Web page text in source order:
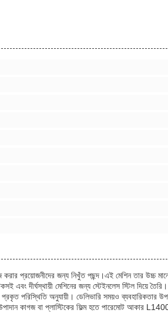
প্রয়োজনীদের জন্য নিখুঁত পছন্দ।এই মেশিন তার উচ্চ
দীর্ঘস্থায়ী মেশিনের জন্য স্টেইনলেস স্টিল দিয়ে
পরিস্থিতি অনুযায়ী। ডেলিভারি সময়ও ব্যবহারিকতার উপর
কাগজ বা প্লাস্টিকের ফিল্ম হতে পারেমোট আকার